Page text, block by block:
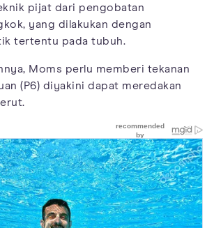
pijat dari pengobatan
yang dilakukan dengan
tertentu pada tubuh.
Moms perlu memberi tekanan
(P6) diyakini dapat meredakan